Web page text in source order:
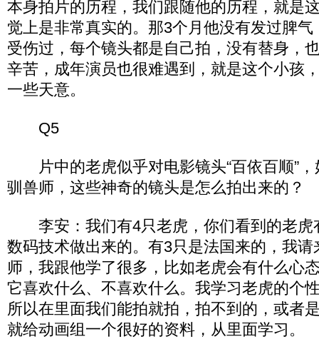
本身拍片的历程，我们跟随他的历程，就是
觉上是非常真实的。那3个月他没有发过脾
受伤过，每个镜头都是自己拍，没有替身，
辛苦，成年演员也很难遇到，就是这个小孩
一些天意。
Q5
片中的老虎似乎对电影镜头“百依百顺”，
驯兽师，这些神奇的镜头是怎么拍出来的？
李安：我们有4只老虎，你们看到的老虎
数码技术做出来的。有3只是法国来的，我
师，我跟他学了很多，比如老虎会有什么心
它喜欢什么、不喜欢什么。我学习老虎的个
所以在里面我们能拍就拍，拍不到的，或者
就给动画组一个很好的资料，从里面学习。